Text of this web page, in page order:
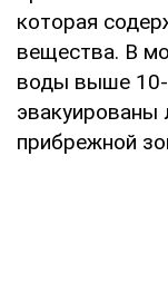
которая
вещества. В
воды выше
прибрежной